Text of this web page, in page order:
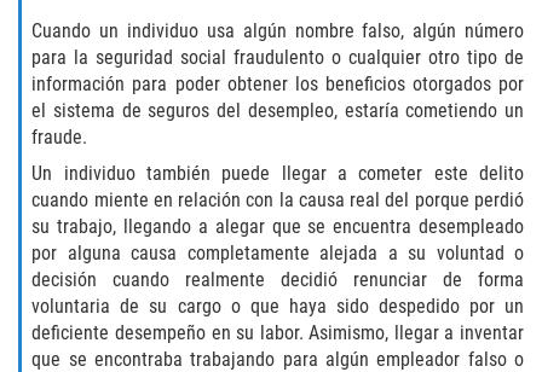
Derechos de los padres en casos de
menores de edad
Desviación Informal Juvenil
División de Justicia Juvenil
La Ley de Tres Strikes
Libertad Condicional para Menores
Petición Aceptada
Cuando un individuo usa algún nombre falso, algún número
para la seguridad social fraudulento o cualquier otro tipo de
información para poder obtener los beneficios otorgados por
el sistema de seguros del desempleo, estaría cometiendo un
fraude.
Un individuo también puede llegar a cometer este delito
cuando miente en relación con la causa real del porque perdió
su trabajo, llegando a alegar que se encuentra desempleado
por alguna causa completamente alejada a su voluntad o
decisión cuando realmente decidió renunciar de forma
voluntaria de su cargo o que haya sido despedido por un
deficiente desempeño en su labor. Asimismo, llegar a inventar
que se encontraba trabajando para algún empleador falso o